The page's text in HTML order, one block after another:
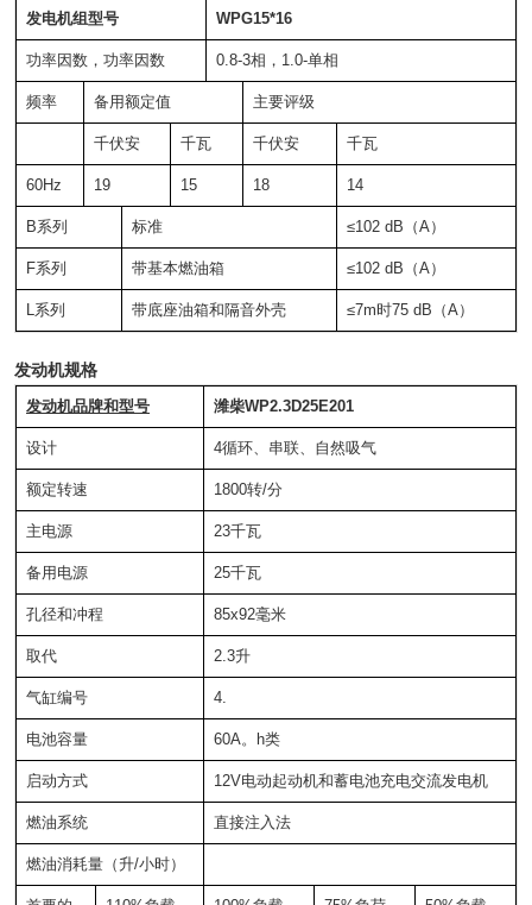
发电机组型号 WPG15*16
功率因数，功率因数 0.8-3相，1.0-单相
频率 备用额定值 主要评级
千伏安 千瓦 千伏安 千瓦
60Hz 19 15 18 14
B系列 标准 ≤102 dB（A）
F系列 带基本燃油箱 ≤102 dB（A）
L系列 带底座油箱和隔音外壳 ≤7m时75 dB（A）
发动机规格
发动机品牌和型号 潍柴WP2.3D25E201
设计 4循环、串联、自然吸气
额定转速 1800转/分
主电源 23千瓦
备用电源 25千瓦
孔径和冲程 85x92毫米
取代 2.3升
气缸编号 4.
电池容量 60A。h类
启动方式 12V电动起动机和蓄电池充电交流发电机
燃油系统 直接注入法
燃油消耗量（升/小时）